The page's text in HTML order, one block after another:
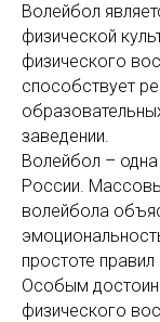
Волейбол
физической
физического
способствует
заведении.
Волейбол –
России.
волейбола
простоте
Особым
физического